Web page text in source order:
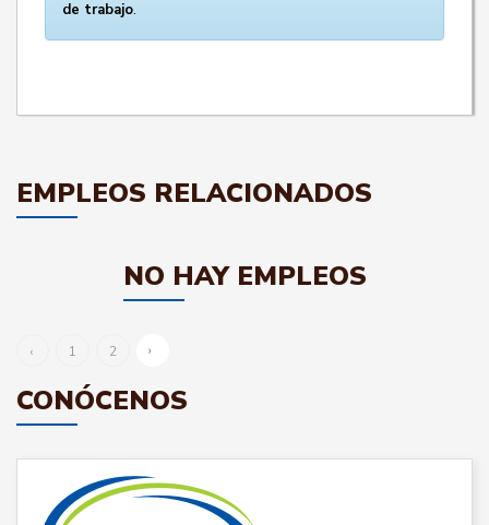
de trabajo.
EMPLEOS RELACIONADOS
NO HAY EMPLEOS
‹ 1 2 ›
CONÓCENOS